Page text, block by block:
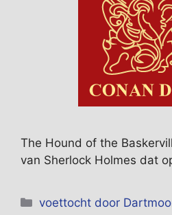
The Hound of the
van Sherlock Holmes dat
Categorieën
voettocht door